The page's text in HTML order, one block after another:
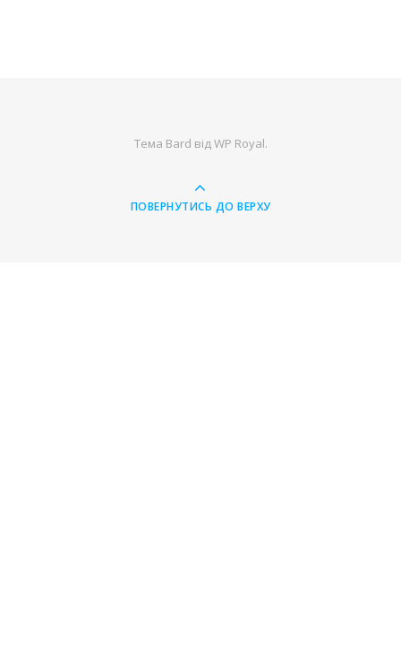
Тема Bard відWP Royal.
ПОВЕРНУТИСЬ ДО ВЕРХУ